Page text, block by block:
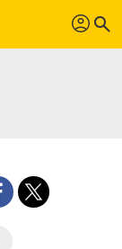
profil search